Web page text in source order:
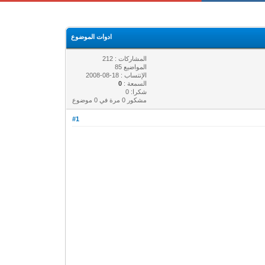
ادوات الموضوع
المشاركات : 212
المواضيع 85
الإنتساب : 18-08-2008
السمعة :0
شكرا: 0
مشكور 0 مرة في 0 موضوع
#1